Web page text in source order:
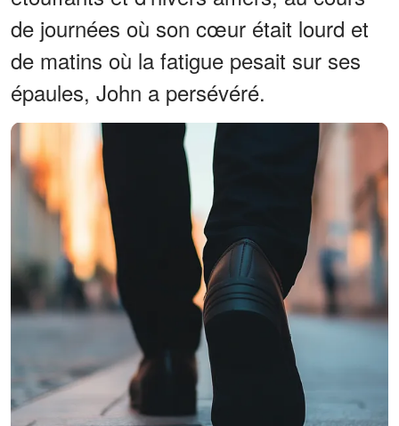
de journées où son cœur était lourd et
de matins où la fatigue pesait sur ses
épaules, John a persévéré.